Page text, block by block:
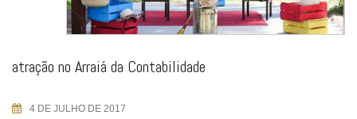
atração no Arraiá da Contabilidade
4 DE JULHO DE 2017